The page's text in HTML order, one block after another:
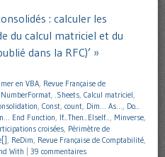
: calculer les
du calcul matriciel et du
dans la RFC)’ »
en VBA Revue Française de
.NumberFormat .Sheets Calcul matriciel
Const count Dim… As…
Do...
End Function If...Then...ElseIf... Minverse
croisées Périmètre de
ReDim Revue Française de Comptabilité
With 39 commentaires